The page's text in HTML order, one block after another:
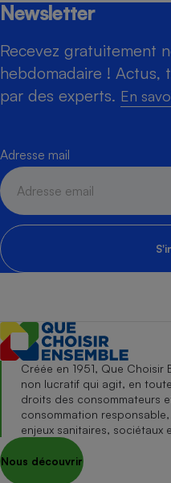
Newsletter
Recevez gratuitement
hebdomadaire ! Actus,
par des experts. En
Adresse mail
Créée en 1951, Que
non lucratif qui agit, en
droits des consommateurs
consommation
enjeux sanitaires, sociétaux
Nous découvrir